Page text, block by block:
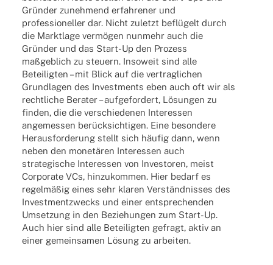
Gründer zuneh­mend erfah­re­ner und
profes­sio­nel­ler dar. Nicht zuletzt beflügelt durch
die Markt­lage vermögen nunmehr auch die
Gründer und das Start-Up den Prozess
maßgeb­lich zu steu­ern. Inso­weit sind alle
Betei­lig­ten – mit Blick auf die vertrag­li­chen
Grund­la­gen des Invest­ments eben auch oft wir als
recht­li­che Bera­ter – aufge­for­dert, Lösungen zu
finden, die die verschie­de­nen Inter­es­sen
ange­mes­sen berücksichtigen. Eine beson­dere
Heraus­for­de­rung stellt sich häufig dann, wenn
neben den monetären Inter­es­sen auch
stra­te­gi­sche Inter­es­sen von Inves­to­ren, meist
Corpo­rate VCs, hinzu­kom­men. Hier bedarf es
regelmäßig eines sehr klaren Verständnisses des
Invest­ment­zwecks und einer entspre­chen­den
Umset­zung in den Bezie­hun­gen zum Start-Up.
Auch hier sind alle Betei­lig­ten gefragt, aktiv an
einer gemein­sa­men Lösung zu arbeiten.